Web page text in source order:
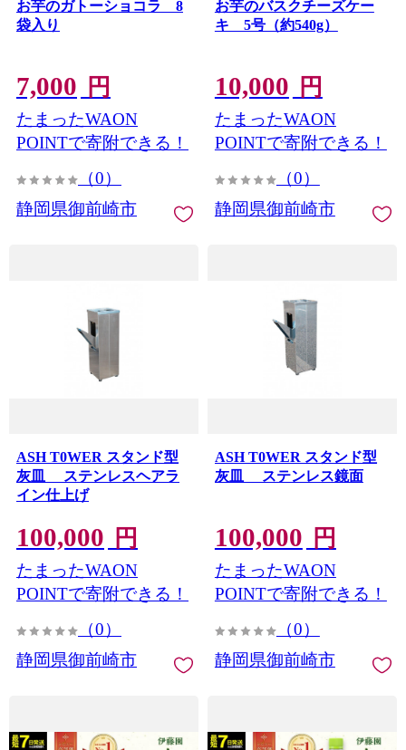
お芋のガトーショコラ 8
袋入り
7,000 円
たまったWAON
POINTで寄附できる！
（0）
静岡県御前崎市
お芋のバスクチーズケー
キ 5号（約540g）
10,000 円
たまったWAON
POINTで寄附できる！
（0）
静岡県御前崎市
ASH T0WER スタンド型
灰皿 ステンレスヘアラ
イン仕上げ
100,000 円
たまったWAON
POINTで寄附できる！
（0）
静岡県御前崎市
ASH T0WER スタンド型
灰皿 ステンレス鏡面
100,000 円
たまったWAON
POINTで寄附できる！
（0）
静岡県御前崎市